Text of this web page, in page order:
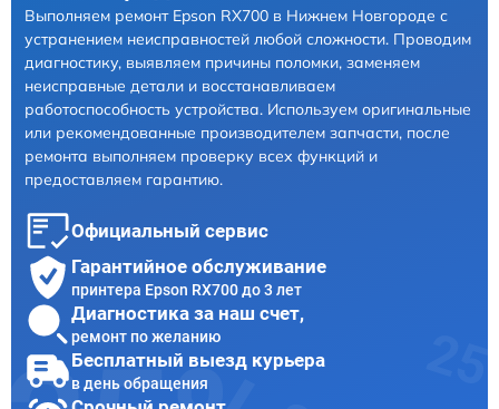
Выполняем ремонт Epson RX700 в Нижнем Новгороде с
устранением неисправностей любой сложности. Проводим
диагностику, выявляем причины поломки, заменяем
неисправные детали и восстанавливаем
работоспособность устройства. Используем оригинальные
или рекомендованные производителем запчасти, после
ремонта выполняем проверку всех функций и
предоставляем гарантию.
Официальный сервис
Гарантийное обслуживание
принтера Epson RX700 до 3 лет
Диагностика за наш счет,
ремонт по желанию
Бесплатный выезд курьера
в день обращения